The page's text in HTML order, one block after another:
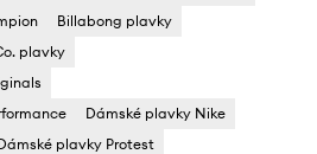
Billabong plavky
plavky
Dámské plavky Nike
plavky Protest